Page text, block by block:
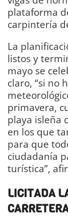
plataforma
carpintería
La
listos y
mayo se
claro, “si no
primavera,
playa isleña
en los que
para que
ciudadanía
turística”,
LICITADA